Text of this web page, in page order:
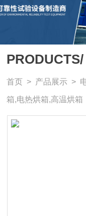
PRODUCTS/
首页 > 产品展示 >
箱,电热烘箱,高温烘箱